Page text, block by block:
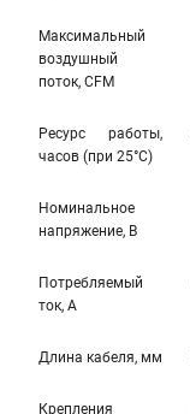
Максимальный
воздушный
поток, CFM
Ресурс работы,
часов (при 25°C)
Номинальное
напряжение, В
Потребляемый
ток, А
Длина кабеля, мм
Крепления